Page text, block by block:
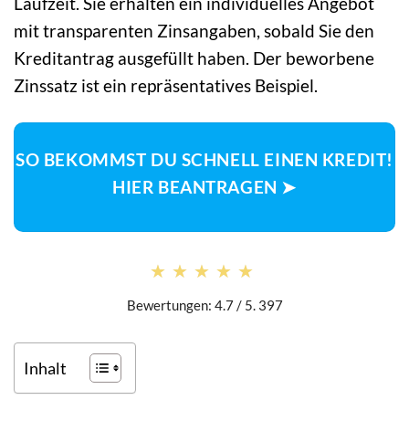
mit transparenten Zinsangaben, sobald Sie den
Kreditantrag ausgefüllt haben. Der beworbene
Zinssatz ist ein repräsentatives Beispiel.
SO BEKOMMST DU SCHNELL EINEN KREDIT!
HIER BEANTRAGEN ➤
★★★★★
★★★★★
Bewertungen: 4.7 / 5. 397
Inhalt